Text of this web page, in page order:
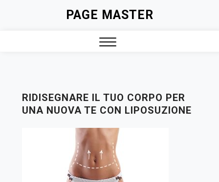
PAGE MASTER
RIDISEGNARE IL TUO CORPO PER
UNA NUOVA TE CON LIPOSUZIONE